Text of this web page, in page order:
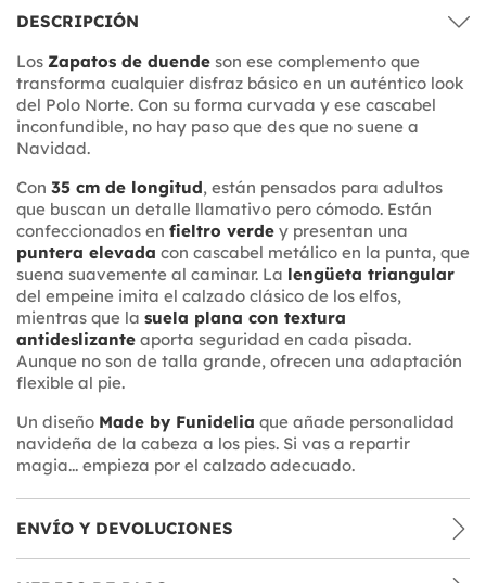
DESCRIPCIÓN
Los Zapatos de duende son ese complemento que
transforma cualquier disfraz básico en un auténtico look
del Polo Norte. Con su forma curvada y ese cascabel
inconfundible, no hay paso que des que no suene a
Navidad.
Con 35 cm de longitud, están pensados para adultos
que buscan un detalle llamativo pero cómodo. Están
confeccionados en fieltro verde y presentan una
puntera elevada con cascabel metálico en la punta, que
suena suavemente al caminar. La lengüeta triangular
del empeine imita el calzado clásico de los elfos,
mientras que la suela plana con textura
antideslizante aporta seguridad en cada pisada.
Aunque no son de talla grande, ofrecen una adaptación
flexible al pie.
Un diseño Made by Funidelia que añade personalidad
navideña de la cabeza a los pies. Si vas a repartir
magia... empieza por el calzado adecuado.
ENVÍO Y DEVOLUCIONES